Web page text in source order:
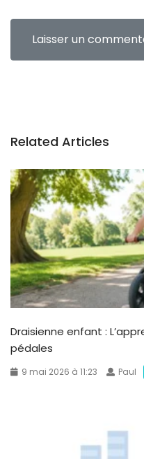
Related Articles
Draisienne enfant :
pédales
9 mai 2026 à 11:23 Paul